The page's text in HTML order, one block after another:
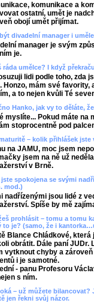
komunikace a
ostatní, umět je
obojí umět přijímat.
divadelní manager i
manager je svým
je.
ráda umělce? I když
lidi podle toho, zda
Honzo, mám své favority,
a to nejen kvůli Té
Hanko, jak vy to děláte,
myslíte... Pokud máte
stoprocentně pod
– kolik přihlášek jste
na JAMU, moc jsem
jsem na ně už
v Brně.
jste spokojena se svými
mod.)
nadřízenými jsou lidé z
Spíše by mě
prohlásit – tomu a tomu
to je? (samo, že i
Blance Chládkové, která
obrátit. Dále paní JUDr.
vytknout chyby a
i je samotné.
- panu Profesoru
s ním.
– už můžete bilancovat?
jen řekni svůj názor.